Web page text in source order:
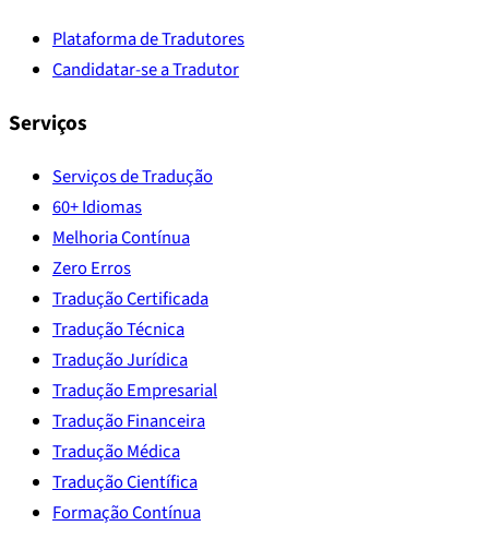
Plataforma de Tradutores
Candidatar-se a Tradutor
Serviços
Serviços de Tradução
60+ Idiomas
Melhoria Contínua
Zero Erros
Tradução Certificada
Tradução Técnica
Tradução Jurídica
Tradução Empresarial
Tradução Financeira
Tradução Médica
Tradução Científica
Formação Contínua